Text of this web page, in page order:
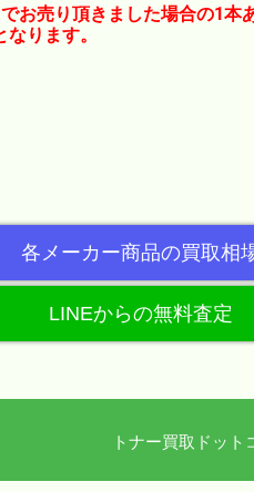
お売り頂きました場合の1本
ります。
各メーカー商品の買取相
LINEからの無料査定
トナー買取ドッ